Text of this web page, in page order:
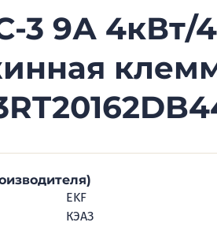
3 9А
EKF
КЭАЗ